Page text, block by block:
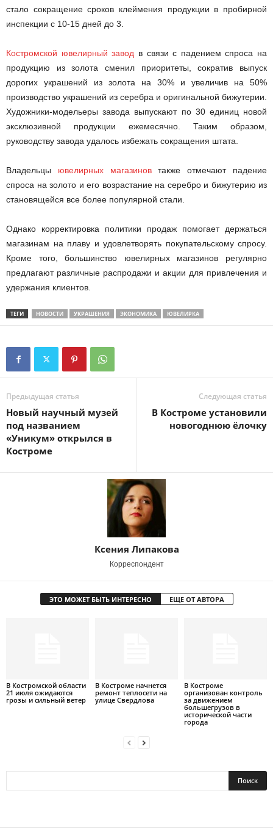
стало сокращение сроков клеймения продукции в пробирной
инспекции с 10-15 дней до 3.
Костромской ювелирный завод в связи с падением спроса на
продукцию из золота сменил приоритеты, сократив выпуск
дорогих украшений из золота на 30% и увеличив на 50%
производство украшений из серебра и оригинальной бижутерии.
Художники-модельеры завода выпускают по 30 единиц новой
эксклюзивной продукции ежемесячно. Таким образом,
руководству завода удалось избежать сокращения штата.
Владельцы ювелирных магазиновтакже отмечают падение
спроса на золото и его возрастание на серебро и бижутерию из
становящейся все более популярной стали.
Однако корректировка политики продаж помогает держаться
магазинам на плаву и удовлетворять покупательскому спросу.
Кроме того, большинство ювелирных магазинов регулярно
предлагают различные распродажи и акции для привлечения и
удержания клиентов.
ТЕГИ НОВОСТИ УКРАШЕНИЯ ЭКОНОМИКА ЮВЕЛИРКА
Предыдущая статья
Новый научный музей
под названием
«Уникум» открылся в
Костроме
Следующая статья
В Костроме установили
новогоднюю ёлочку
Ксения Липакова
Корреспондент
ЭТО МОЖЕТ БЫТЬ ИНТЕРЕСНО ЕЩЕ ОТ АВТОРА
В Костромской области
21 июля ожидаются
грозы и сильный ветер
В Костроме начнется
ремонт теплосети на
улице Свердлова
В Костроме
организован контроль
за движением
большегрузов в
исторической части
города